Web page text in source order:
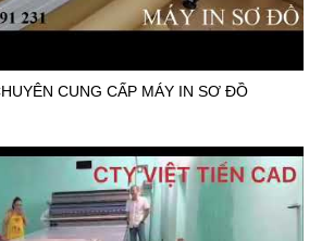
CUNG CẤP MÁY IN SƠ ĐỒ